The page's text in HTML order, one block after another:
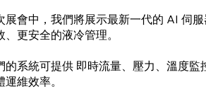
展會中，我們將展示最新一代的 AI 伺
、更安全的液冷管理。
的系統可提供 即時流量、壓力、溫度
運維效率。